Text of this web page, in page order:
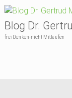
Skip
content
Blog Dr.
frei Denken-nicht Mitlaufen